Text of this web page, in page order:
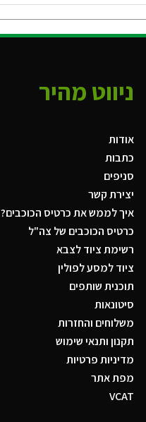
ניווט מהיר
אודות
כתבות
סניפים
יצירת קשר
איך לממש את כרטיס הכוכבים?
כרטיס הכוכבים של צה"ל
רשימת ציוד לצבא
ציוד למסע לפולין
תוכנית שותפים
סיטונאות
משלוחים והחזרות
תקנון ותנאי שימוש
מדיניות פרטיות
מפת אתר
VCAT